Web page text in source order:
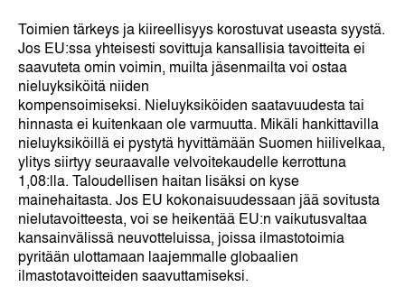
Toimien tärkeys ja kiireellisyys korostuvat useasta syystä.
Jos EU:ssa yhteisesti sovittuja kansallisia tavoitteita ei
saavuteta omin voimin, muilta jäsenmailta voi ostaa
nieluyksiköitä niiden
kompensoimiseksi. Nieluyksiköiden saatavuudesta tai
hinnasta ei kuitenkaan ole varmuutta. Mikäli hankittavilla
nieluyksiköillä ei pystytä hyvittämään Suomen hiilivelkaa,
ylitys siirtyy seuraavalle velvoitekaudelle kerrottuna
1,08:lla. Taloudellisen haitan lisäksi on kyse
mainehaitasta. Jos EU kokonaisuudessaan jää sovitusta
nielutavoitteesta, voi se heikentää EU:n vaikutusvaltaa
kansainvälissä neuvotteluissa, joissa ilmastotoimia
pyritään ulottamaan laajemmalle globaalien
ilmastotavoitteiden saavuttamiseksi.